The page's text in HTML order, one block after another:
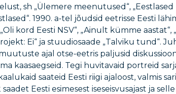
sh „Ülemere meenutused“, „Eestlased
1990. a-tel jõudsid eetrisse Eesti
kord Eesti NSV“, „Ainult kümme aastat“,
Ei“ ja stuudiosaade „Talviku tund“.
ajal otse-eetris paljusid
kaasaegseid. Tegi huvitavaid portreid
saateid Eesti riigi ajaloost, valmis sari
Eesti esimesest iseseisvusajast ja